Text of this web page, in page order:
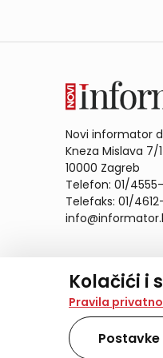
Kolačići i
Na našoj web
analiziramo
također koriste
Odabirom
Pravila
Postavke
Novi informator
Kneza Mislava 7/1
10000 Zagreb
Telefon: 01/
Telefaks: 01/